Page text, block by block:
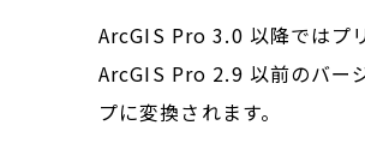
ArcGIS Pro 3.0 以降ではプ
ArcGIS Pro 2.9 以前のバー
プに変換されます。